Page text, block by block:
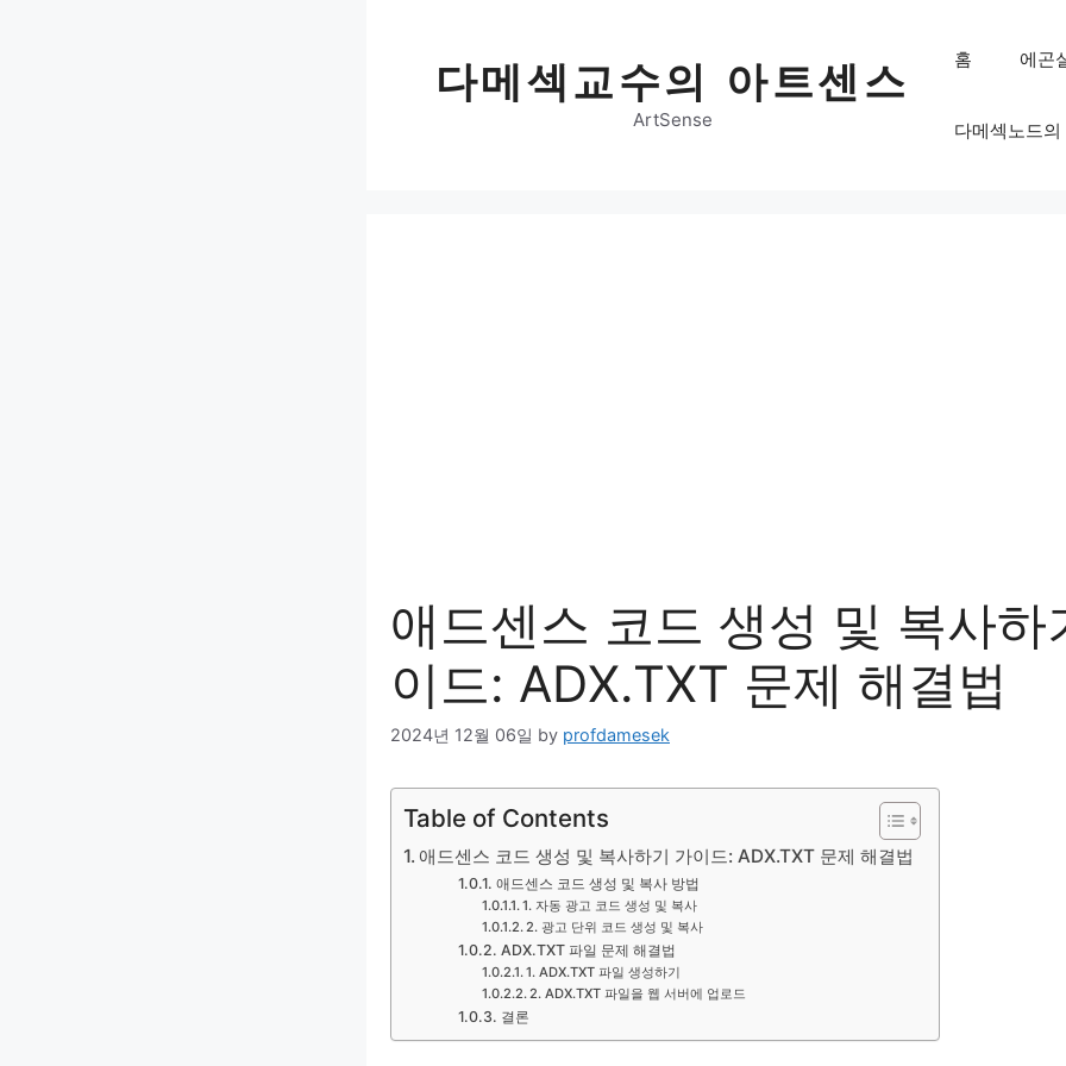
다메섹교수의 아트센스
ArtSense
홈 에곤
다메섹노드의
애드센스 코드 생성 및 복사하
이드: ADX.TXT 문제 해결법
2024년 12월 06일 by profdamesek
Table of Contents
애드센스 코드 생성 및 복사하기 가이드: ADX.TXT 문제 해결법
애드센스 코드 생성 및 복사 방법
1. 자동 광고 코드 생성 및 복사
2. 광고 단위 코드 생성 및 복사
ADX.TXT 파일 문제 해결법
1. ADX.TXT 파일 생성하기
2. ADX.TXT 파일을 웹 서버에 업로드
결론